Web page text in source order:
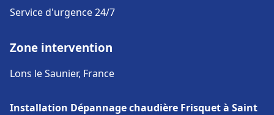
Service d'urgence 24/7
Zone intervention
Lons le Saunier, France
Installation Dépannage chaudière Frisquet à Saint